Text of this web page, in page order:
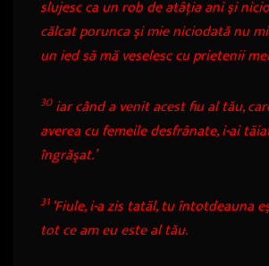
slujesc ca un rob de atâţia ani şi
călcat porunca şi mie niciodată nu
un ied să mă veselesc cu prietenii
30 iar când a venit acest fiu al tău,
averea cu femeile desfrânate, i-ai
îngrăşat.’
31 ‘Fiule, i-a zis tatăl, tu întotdeauna
tot ce am eu este al tău.